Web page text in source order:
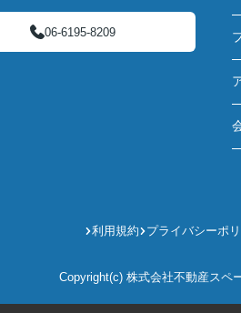
06-6195-8209
利用規約 プライバシーポ
Copyright(c) 株式会社不動産スペ